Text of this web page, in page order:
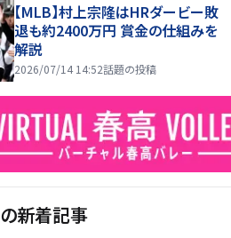
【MLB】村上宗隆はHRダービー敗
退も約2400万円 賞金の仕組みを
解説
2026/07/14 14:52話題の投稿
の新着記事